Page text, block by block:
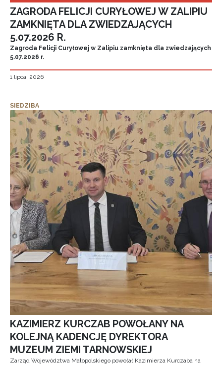
ZAGRODA FELICJI CURYŁOWEJ W ZALIPIU
ZAMKNIĘTA DLA ZWIEDZAJĄCYCH
5.07.2026 R.
Zagroda Felicji Curyłowej w Zalipiu zamknięta dla zwiedzających
5.07.2026 r.
1 lipca, 2026
SIEDZIBA
KAZIMIERZ KURCZAB POWOŁANY NA
KOLEJNĄ KADENCJĘ DYREKTORA
MUZEUM ZIEMI TARNOWSKIEJ
Zarząd Województwa Małopolskiego powołał Kazimierza Kurczaba na